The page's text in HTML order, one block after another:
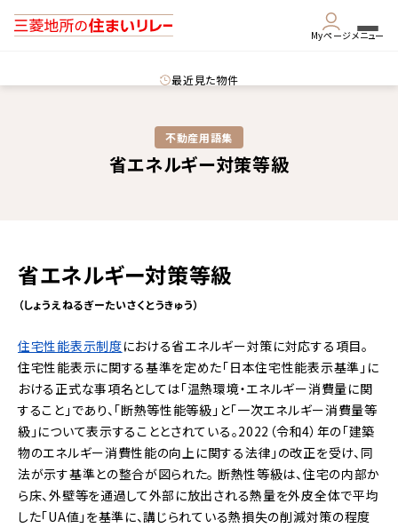
Myページメニュー
最近見た物件
不動産用語集​
省エネルギー対策等級
省エネルギー対策等級
（しょうえねるぎーたいさくとうきゅう）
住宅性能表示制度における省エネルギー対策に対応する項目。
住宅性能表示に関する基準を定めた「日本住宅性能表示基準 」に
おける正式な事項名としては「温熱環境・エネルギー消費量に関
すること」であり、「断熱等性能等級」と「一次エネルギー消費量等
級」について表示することとされている。2022（令和4）年の「建築
物のエネルギー消費性能の向上に関する法律」の改正を受け、同
法が示す基準との整合が図られた。 断熱性等級は、住宅の内部か
ら床、外壁等を通過して外部に放出される熱量を外皮全体で平均
した「UA値」を基準に、講じられている熱損失の削減対策の程度